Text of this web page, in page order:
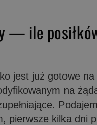
— ile
jest już gotowe
na
pierwsze kilka dni